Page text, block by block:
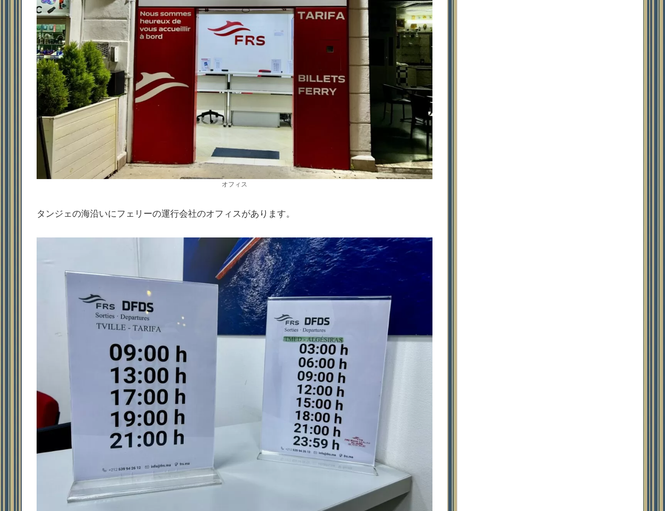
オフィス
タンジェの海沿いにフェリーの運行会社のオフィスがあります。